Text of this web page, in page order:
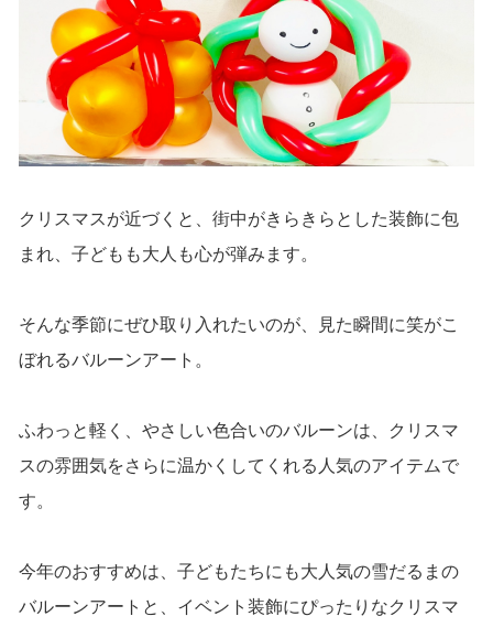
クリスマスが近づくと、街中がきらきらとした装飾に包
まれ、子どもも大人も心が弾みます。
そんな季節にぜひ取り入れたいのが、見た瞬間に笑がこ
ぼれるバルーンアート。
ふわっと軽く、やさしい色合いのバルーンは、クリスマ
スの雰囲気をさらに温かくしてくれる人気のアイテムで
す。
今年のおすすめは、子どもたちにも大人気の雪だるまの
バルーンアートと、イベント装飾にぴったりなクリスマ